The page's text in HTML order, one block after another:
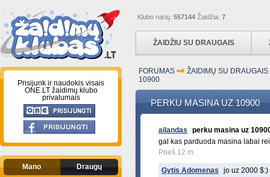
Klubo narių: 557144 Žaidžia: 7
ŽAIDŽIU SU DRAUGAIS
Prisijunk ir naudokis visais
ONE.LT žaidimų klubo
privalumais
Mano Draugų
FORUMAS
ŽAIDIMŲ SU
10900
PERKU MASINA UZ 10900
ailandas
perku masina uz
gal kas parduoda masina labai
Prieš 12 m.
Gytis Adomenas
jo uz 2000 $:)